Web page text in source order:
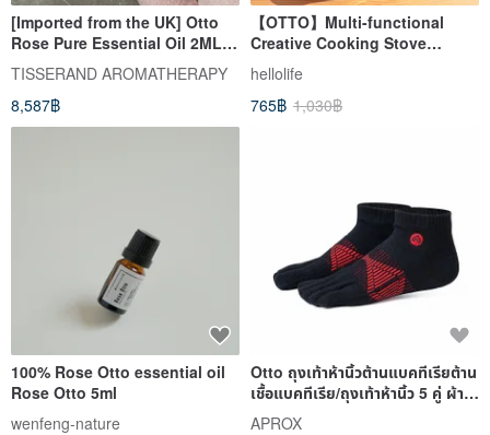
[Imported from the UK] Otto
Rose Pure Essential Oil 2ML
ROSE OTTO
TISSERAND AROMATHERAPY
8,587฿
【OTTO】Multi-functional
Creative Cooking Stove
Replacement Plate-Corrugated
Frying Pan (The product does
not include the host)
hellolife
765฿ 1,030฿
100% Rose Otto essential oil
Rose Otto 5ml
wenfeng-nature
Otto ถุงเท้าห้านิ้วต้านแบคทีเรียต้าน
เชื้อแบคทีเรีย/ถุงเท้าห้านิ้ว 5 คู่ ผ้า
ฝ้ายต
APROX